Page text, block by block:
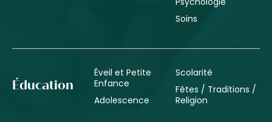
Soins
Éducation
Éveil et Petite
Enfance
Adolescence
Scolarité
Fêtes / Traditions /
Religion